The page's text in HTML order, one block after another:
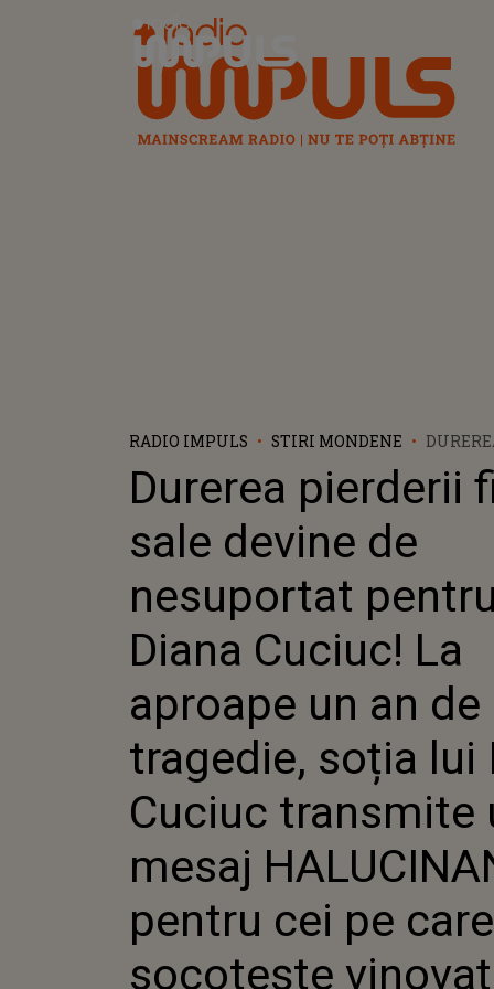
Radio Impuls
RADIO IMPULS STIRI MONDENE
DIANA
CEI PE
„SĂ FIE
PÂNĂ
Durerea pierderii
sale devine de
nesuportat pentru
Diana Cuciuc! La
aproape un an de
tragedie, soția lui
Cuciuc transmite
mesaj
pentru cei pe
socotește